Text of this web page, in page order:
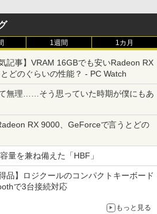
1週間 1カ月
記事】VRAM 16GBでも安いRadeon RX
どのぐらいの性能？ - PC Watch
無理……そう思っていた時期が僕にもあ
RX 9000、GeForceで言うとどの
量を兼ね備えた「HBF」
品】ロジクールのコンパクトキーボード
で3台接続対応
もっと見る